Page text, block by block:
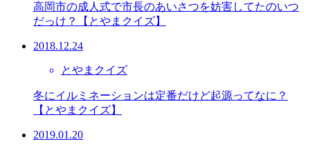
高岡市の成人式で市長のあいさつを妨害してたのいつ
だっけ？【とやまクイズ】
2018.12.24
とやまクイズ
冬にイルミネーションは定番だけど起源ってなに？
【とやまクイズ】
2019.01.20